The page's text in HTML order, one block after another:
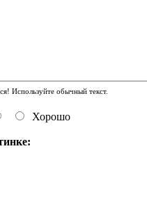
Используйте обычный текст.
Хорошо